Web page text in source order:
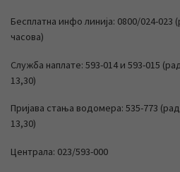
Бесплатна инфо линија: 0800/024-
часова)
Служба наплате: 593-014 и 593-015
13,30)
Пријава стања водомера: 535-773
13,30)
Централа: 023/593-000